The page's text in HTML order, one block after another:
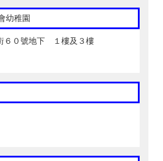
幼稚園
６０號地下 １樓及３樓